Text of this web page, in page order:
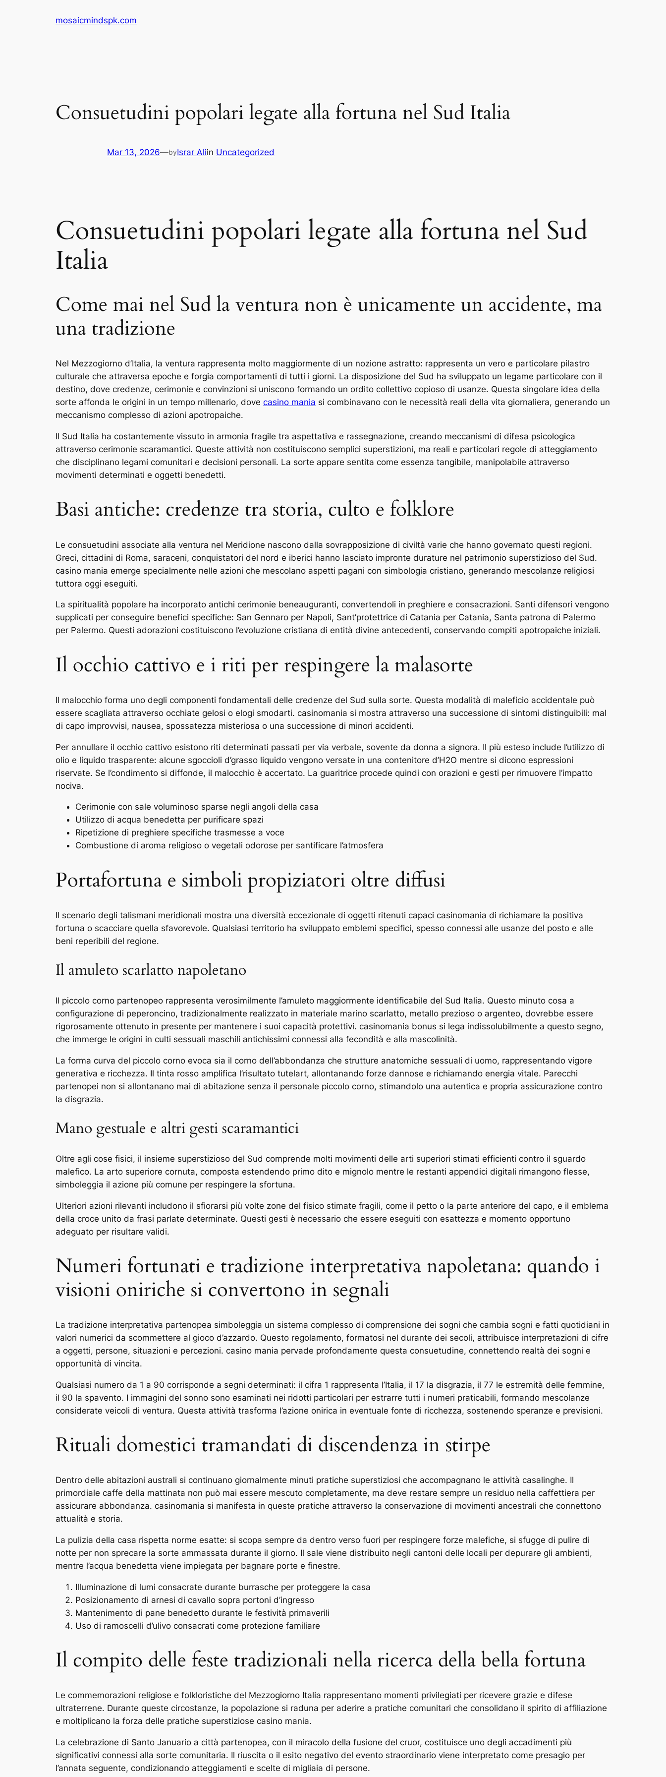
mosaicmindspk.com
Consuetudini popolari legate alla fortuna nel Sud Italia
Mar 13, 2026—byIsrar Aliin Uncategorized
Consuetudini popolari legate alla fortuna nel Sud
Italia
Come mai nel Sud la ventura non è unicamente un accidente, ma
una tradizione
Nel Mezzogiorno d’Italia, la ventura rappresenta molto maggiormente di un nozione astratto: rappresenta un vero e particolare pilastro
culturale che attraversa epoche e forgia comportamenti di tutti i giorni. La disposizione del Sud ha sviluppato un legame particolare con il
destino, dove credenze, cerimonie e convinzioni si uniscono formando un ordito collettivo copioso di usanze. Questa singolare idea della
sorte affonda le origini in un tempo millenario, dove casino mania si combinavano con le necessità reali della vita giornaliera, generando un
meccanismo complesso di azioni apotropaiche.
Il Sud Italia ha costantemente vissuto in armonia fragile tra aspettativa e rassegnazione, creando meccanismi di difesa psicologica
attraverso cerimonie scaramantici. Queste attività non costituiscono semplici superstizioni, ma reali e particolari regole di atteggiamento
che disciplinano legami comunitari e decisioni personali. La sorte appare sentita come essenza tangibile, manipolabile attraverso
movimenti determinati e oggetti benedetti.
Basi antiche: credenze tra storia, culto e folklore
Le consuetudini associate alla ventura nel Meridione nascono dalla sovrapposizione di civiltà varie che hanno governato questi regioni.
Greci, cittadini di Roma, saraceni, conquistatori del nord e iberici hanno lasciato impronte durature nel patrimonio superstizioso del Sud.
casino mania emerge specialmente nelle azioni che mescolano aspetti pagani con simbologia cristiano, generando mescolanze religiosi
tuttora oggi eseguiti.
La spiritualità popolare ha incorporato antichi cerimonie beneauguranti, convertendoli in preghiere e consacrazioni. Santi difensori vengono
supplicati per conseguire benefici specifiche: San Gennaro per Napoli, Sant’protettrice di Catania per Catania, Santa patrona di Palermo
per Palermo. Questi adorazioni costituiscono l’evoluzione cristiana di entità divine antecedenti, conservando compiti apotropaiche iniziali.
Il occhio cattivo e i riti per respingere la malasorte
Il malocchio forma uno degli componenti fondamentali delle credenze del Sud sulla sorte. Questa modalità di maleficio accidentale può
essere scagliata attraverso occhiate gelosi o elogi smodarti. casinomania si mostra attraverso una successione di sintomi distinguibili: mal
di capo improvvisi, nausea, spossatezza misteriosa o una successione di minori accidenti.
Per annullare il occhio cattivo esistono riti determinati passati per via verbale, sovente da donna a signora. Il più esteso include l’utilizzo di
olio e liquido trasparente: alcune sgoccioli d’grasso liquido vengono versate in una contenitore d’H2O mentre si dicono espressioni
riservate. Se l’condimento si diffonde, il malocchio è accertato. La guaritrice procede quindi con orazioni e gesti per rimuovere l’impatto
nociva.
Cerimonie con sale voluminoso sparse negli angoli della casa
Utilizzo di acqua benedetta per purificare spazi
Ripetizione di preghiere specifiche trasmesse a voce
Combustione di aroma religioso o vegetali odorose per santificare l’atmosfera
Portafortuna e simboli propiziatori oltre diffusi
Il scenario degli talismani meridionali mostra una diversità eccezionale di oggetti ritenuti capaci casinomania di richiamare la positiva
fortuna o scacciare quella sfavorevole. Qualsiasi territorio ha sviluppato emblemi specifici, spesso connessi alle usanze del posto e alle
beni reperibili del regione.
Il amuleto scarlatto napoletano
Il piccolo corno partenopeo rappresenta verosimilmente l’amuleto maggiormente identificabile del Sud Italia. Questo minuto cosa a
configurazione di peperoncino, tradizionalmente realizzato in materiale marino scarlatto, metallo prezioso o argenteo, dovrebbe essere
rigorosamente ottenuto in presente per mantenere i suoi capacità protettivi. casinomania bonus si lega indissolubilmente a questo segno,
che immerge le origini in culti sessuali maschili antichissimi connessi alla fecondità e alla mascolinità.
La forma curva del piccolo corno evoca sia il corno dell’abbondanza che strutture anatomiche sessuali di uomo, rappresentando vigore
generativa e ricchezza. Il tinta rosso amplifica l’risultato tutelart, allontanando forze dannose e richiamando energia vitale. Parecchi
partenopei non si allontanano mai di abitazione senza il personale piccolo corno, stimandolo una autentica e propria assicurazione contro
la disgrazia.
Mano gestuale e altri gesti scaramantici
Oltre agli cose fisici, il insieme superstizioso del Sud comprende molti movimenti delle arti superiori stimati efficienti contro il sguardo
malefico. La arto superiore cornuta, composta estendendo primo dito e mignolo mentre le restanti appendici digitali rimangono flesse,
simboleggia il azione più comune per respingere la sfortuna.
Ulteriori azioni rilevanti includono il sfiorarsi più volte zone del fisico stimate fragili, come il petto o la parte anteriore del capo, e il emblema
della croce unito da frasi parlate determinate. Questi gesti è necessario che essere eseguiti con esattezza e momento opportuno
adeguato per risultare validi.
Numeri fortunati e tradizione interpretativa napoletana: quando i
visioni oniriche si convertono in segnali
La tradizione interpretativa partenopea simboleggia un sistema complesso di comprensione dei sogni che cambia sogni e fatti quotidiani in
valori numerici da scommettere al gioco d’azzardo. Questo regolamento, formatosi nel durante dei secoli, attribuisce interpretazioni di cifre
a oggetti, persone, situazioni e percezioni. casino mania pervade profondamente questa consuetudine, connettendo realtà dei sogni e
opportunità di vincita.
Qualsiasi numero da 1 a 90 corrisponde a segni determinati: il cifra 1 rappresenta l’Italia, il 17 la disgrazia, il 77 le estremità delle femmine,
il 90 la spavento. I immagini del sonno sono esaminati nei ridotti particolari per estrarre tutti i numeri praticabili, formando mescolanze
considerate veicoli di ventura. Questa attività trasforma l’azione onirica in eventuale fonte di ricchezza, sostenendo speranze e previsioni.
Rituali domestici tramandati di discendenza in stirpe
Dentro delle abitazioni australi si continuano giornalmente minuti pratiche superstiziosi che accompagnano le attività casalinghe. Il
primordiale caffe della mattinata non può mai essere mescuto completamente, ma deve restare sempre un residuo nella caffettiera per
assicurare abbondanza. casinomania si manifesta in queste pratiche attraverso la conservazione di movimenti ancestrali che connettono
attualità e storia.
La pulizia della casa rispetta norme esatte: si scopa sempre da dentro verso fuori per respingere forze malefiche, si sfugge di pulire di
notte per non sprecare la sorte ammassata durante il giorno. Il sale viene distribuito negli cantoni delle locali per depurare gli ambienti,
mentre l’acqua benedetta viene impiegata per bagnare porte e finestre.
Illuminazione di lumi consacrate durante burrasche per proteggere la casa
Posizionamento di arnesi di cavallo sopra portoni d’ingresso
Mantenimento di pane benedetto durante le festività primaverili
Uso di ramoscelli d’ulivo consacrati come protezione familiare
Il compito delle feste tradizionali nella ricerca della bella fortuna
Le commemorazioni religiose e folkloristiche del Mezzogiorno Italia rappresentano momenti privilegiati per ricevere grazie e difese
ultraterrene. Durante queste circostanze, la popolazione si raduna per aderire a pratiche comunitari che consolidano il spirito di affiliazione
e moltiplicano la forza delle pratiche superstiziose casino mania.
La celebrazione di Santo Januario a città partenopea, con il miracolo della fusione del cruor, costituisce uno degli accadimenti più
significativi connessi alla sorte comunitaria. Il riuscita o il esito negativo del evento straordinario viene interpretato come presagio per
l’annata seguente, condizionando atteggiamenti e scelte di migliaia di persone.